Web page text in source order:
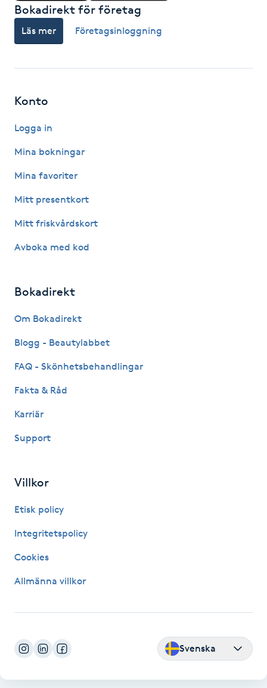
Healing
HIFU
Hollywood Peel
Hot Stone Massage
Hot yoga
Hudföryngring
Hudvård
Hyperhidros
Hypnos
Hårvård
Hälsa
Idrottsmassage
Bokadirekt för företag
Läs mer Företagsinloggning
Konto
Logga in
Mina bokningar
Mina favoriter
Mitt presentkort
Mitt friskvårdskort
Avboka med kod
Bokadirekt
Om Bokadirekt
Blogg - Beautylabbet
FAQ - Skönhetsbehandlingar
Fakta & Råd
Karriär
Support
Villkor
Etisk policy
Integritetspolicy
Cookies
Allmänna villkor
Svenska